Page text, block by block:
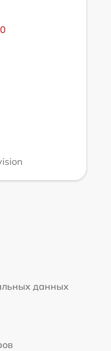
данных